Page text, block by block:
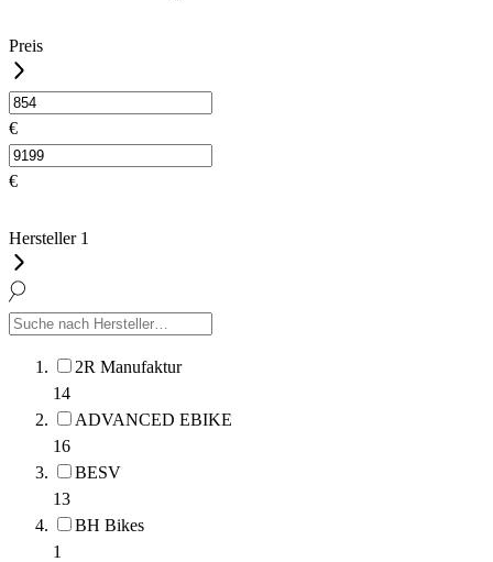
Preis
€
€
Hersteller 1
2R Manufaktur
14
ADVANCED EBIKE
16
BESV
13
BH Bikes
1